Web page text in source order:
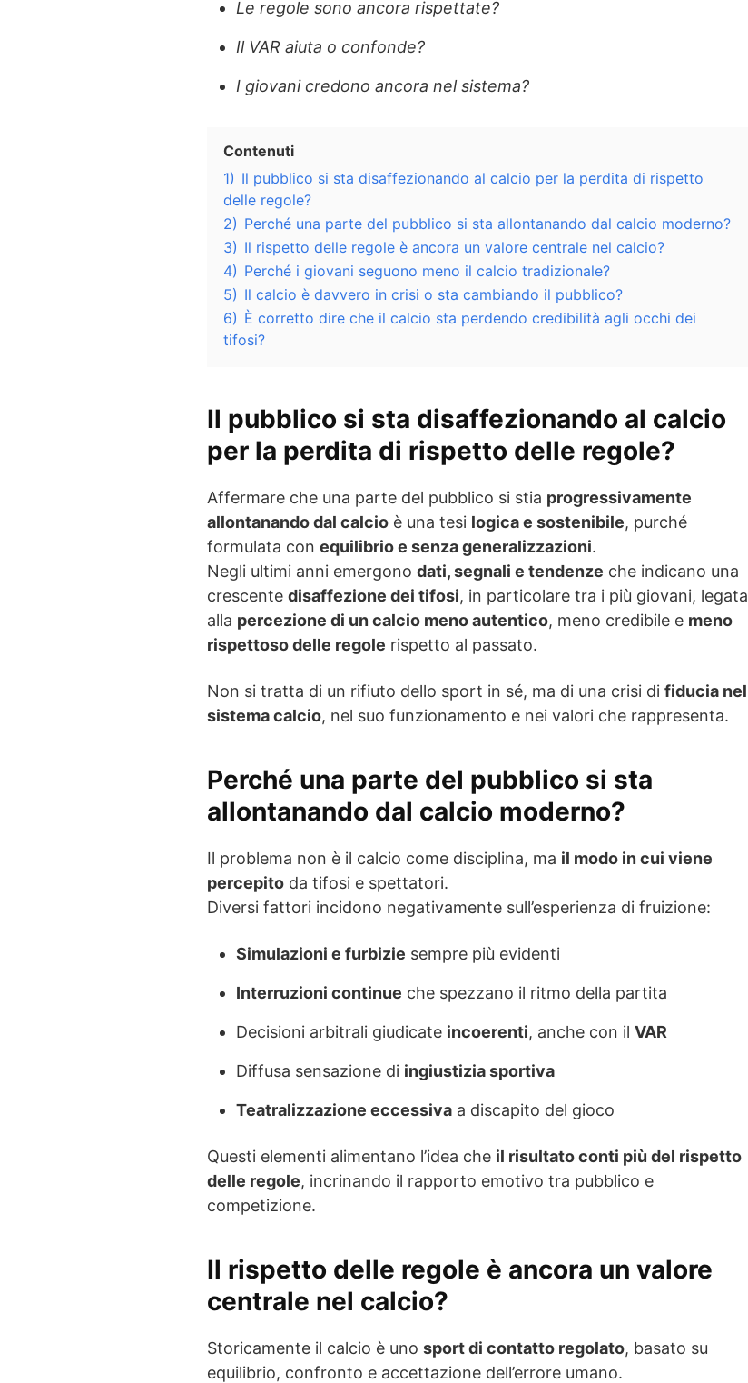
Le regole sono ancora rispettate?
Il VAR aiuta o confonde?
I giovani credono ancora nel sistema?
Contenuti
1) Il pubblico si sta disaffezionando al calcio per la perdita di rispetto
delle regole?
2) Perché una parte del pubblico si sta allontanando dal calcio moderno?
3) Il rispetto delle regole è ancora un valore centrale nel calcio?
4) Perché i giovani seguono meno il calcio tradizionale?
5) Il calcio è davvero in crisi o sta cambiando il pubblico?
6) È corretto dire che il calcio sta perdendo credibilità agli occhi dei
tifosi?
Il pubblico si sta disaffezionando al calcio
per la perdita di rispetto delle regole?
Affermare che una parte del pubblico si stia progressivamente
allontanando dal calcio è una tesi logica e sostenibile, purché
formulata con equilibrio e senza generalizzazioni.
Negli ultimi anni emergono dati, segnali e tendenze che indicano una
crescente disaffezione dei tifosi, in particolare tra i più giovani, legata
alla percezione di un calcio meno autentico, meno credibile e meno
rispettoso delle regole rispetto al passato.
Non si tratta di un rifiuto dello sport in sé, ma di una crisi di fiducia nel
sistema calcio, nel suo funzionamento e nei valori che rappresenta.
Perché una parte del pubblico si sta
allontanando dal calcio moderno?
Il problema non è il calcio come disciplina, ma il modo in cui viene
percepito da tifosi e spettatori.
Diversi fattori incidono negativamente sull’esperienza di fruizione:
Simulazioni e furbizie sempre più evidenti
Interruzioni continue che spezzano il ritmo della partita
Decisioni arbitrali giudicate incoerenti, anche con il VAR
Diffusa sensazione di ingiustizia sportiva
Teatralizzazione eccessiva a discapito del gioco
Questi elementi alimentano l’idea che il risultato conti più del rispetto
delle regole, incrinando il rapporto emotivo tra pubblico e
competizione.
Il rispetto delle regole è ancora un valore
centrale nel calcio?
Storicamente il calcio è uno sport di contatto regolato, basato su
equilibrio, confronto e accettazione dell’errore umano.